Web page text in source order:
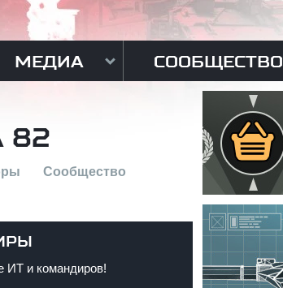
МЕДИА СООБЩЕСТВО
82
Сообщество
ИТ и командиров!